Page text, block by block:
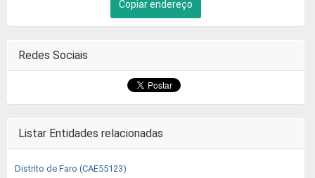
Copiar endereço
Redes Sociais
Listar Entidades relacionadas
Distrito de Faro (CAE55123)